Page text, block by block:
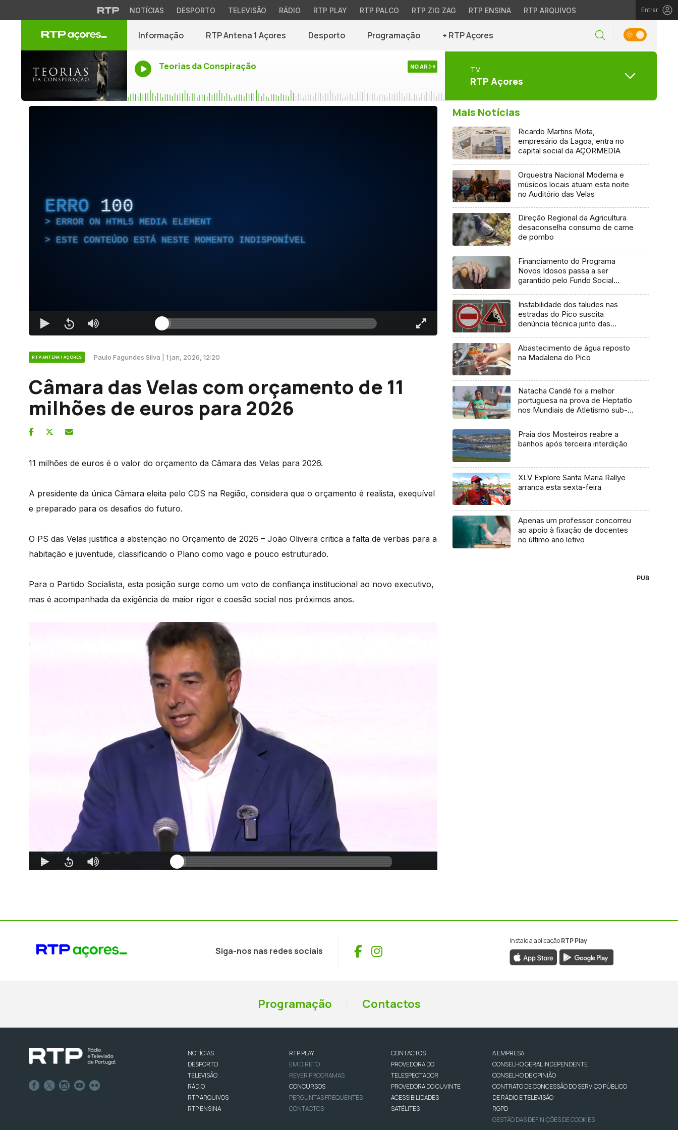
NOTÍCIAS DESPORTO TELEVISÃO RÁDIO RTP PLAY RTP PALCO RTP ZIG ZAG RTP ENSINA RTP ARQUIVOS Entrar
Informação RTP Antena 1 Açores Desporto Programação + RTP Açores
Teorias da Conspiração NO AR TV
RTP Açores
ERRO 100
ERROR ON HTML5 MEDIA ELEMENT
ESTE CONTEÚDO ESTÁ NESTE MOMENTO INDISPONÍVEL
RTP ANTENA 1 AÇORES Paulo Fagundes Silva | 1 jan, 2026, 12:20
Câmara das Velas com orçamento de 11
milhões de euros para 2026
11 milhões de euros é o valor do orçamento da Câmara das Velas para 2026.
A presidente da única Câmara eleita pelo CDS na Região, considera que o orçamento é realista, exequível
e preparado para os desafios do futuro.
O PS das Velas justifica a abstenção no Orçamento de 2026 – João Oliveira critica a falta de verbas para a
habitação e juventude, classificando o Plano como vago e pouco estruturado.
Para o Partido Socialista, esta posição surge como um voto de confiança institucional ao novo executivo,
mas é acompanhada da exigência de maior rigor e coesão social nos próximos anos.
Mais Notícias
Ricardo Martins Mota,
empresário da Lagoa, entra no
capital social da AÇORMEDIA
Orquestra Nacional Moderna e
músicos locais atuam esta noite
no Auditório das Velas
Direção Regional da Agricultura
desaconselha consumo de carne
de pombo
Financiamento do Programa
Novos Idosos passa a ser
garantido pelo Fundo Social
Instabilidade dos taludes nas
estradas do Pico suscita
denúncia técnica junto das
Abastecimento de água reposto
na Madalena do Pico
Natacha Candé foi a melhor
portuguesa na prova de Heptatlo
nos Mundiais de Atletismo sub-
Praia dos Mosteiros reabre a
banhos após terceira interdição
XLV Explore Santa Maria Rallye
arranca esta sexta-feira
Apenas um professor concorreu
ao apoio à fixação de docentes
no último ano letivo
PUB
Siga-nos nas redes sociais Facebook
Instagram
Instale a aplicaçãoRTP Play
Programação Contactos
NOTÍCIAS
DESPORTO
TELEVISÃO
RÁDIO
RTP ARQUIVOS
RTP ENSINA
RTP PLAY
EM DIRETO
REVER PROGRAMAS
CONCURSOS
PERGUNTAS FREQUENTES
CONTACTOS
CONTACTOS
PROVEDORA DO
TELESPECTADOR
PROVEDORA DO OUVINTE
ACESSIBILIDADES
SATÉLITES
A EMPRESA
CONSELHO GERAL INDEPENDENTE
CONSELHO DE OPINIÃO
CONTRATO DE CONCESSÃO DO SERVIÇO PÚBLICO
DE RÁDIO E TELEVISÃO
RGPD
GESTÃO DAS DEFINIÇÕES DE COOKIES